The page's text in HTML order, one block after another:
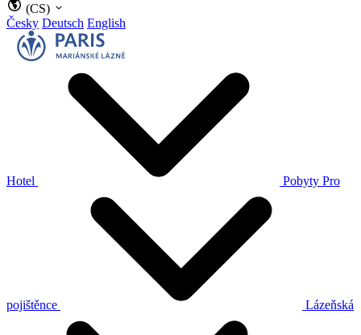
(CS)
Česky Deutsch English
Hotel Pobyty Pro
pojištěnce Lázeňská